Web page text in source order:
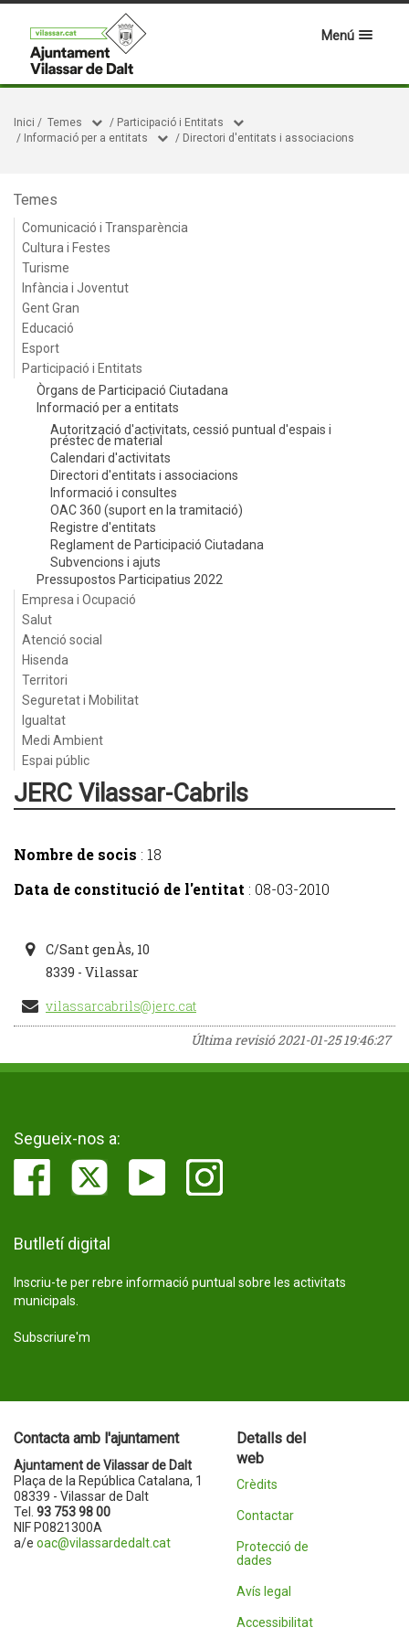
Menú
Inici / Temes / Participació i Entitats
/ Informació per a entitats / Directori d'entitats i associacions
Temes
Comunicació i Transparència
Cultura i Festes
Turisme
Infància i Joventut
Gent Gran
Educació
Esport
Participació i Entitats
Òrgans de Participació Ciutadana
Informació per a entitats
Autorització d'activitats, cessió puntual d'espais i
préstec de material
Calendari d'activitats
Directori d'entitats i associacions
Informació i consultes
OAC 360 (suport en la tramitació)
Registre d'entitats
Reglament de Participació Ciutadana
Subvencions i ajuts
Pressupostos Participatius 2022
Empresa i Ocupació
Salut
Atenció social
Hisenda
Territori
Seguretat i Mobilitat
Igualtat
Medi Ambient
Espai públic
JERC Vilassar-Cabrils
Nombre de socis : 18
Data de constitució de l'entitat : 08-03-2010
C/Sant genÀs, 10
8339 - Vilassar
vilassarcabrils@jerc.cat
Última revisió2021-01-25 19:46:27
Segueix-nos a:
Butlletí digital
Inscriu-te per rebre informació puntual sobre les activitats
municipals.
Subscriure'm
Contacta amb l'ajuntament
Ajuntament de Vilassar de Dalt
Plaça de la República Catalana, 1
08339 - Vilassar de Dalt
Tel. 93 753 98 00
NIF P0821300A
a/e oac@vilassardedalt.cat
Detalls del
web
Crèdits
Contactar
Protecció de
dades
Avís legal
Accessibilitat